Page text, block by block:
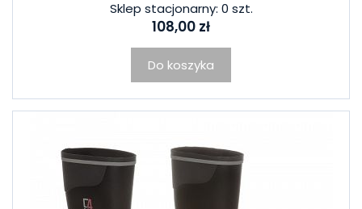
Sklep stacjonarny: 0 szt.
108,00 zł
Do koszyka